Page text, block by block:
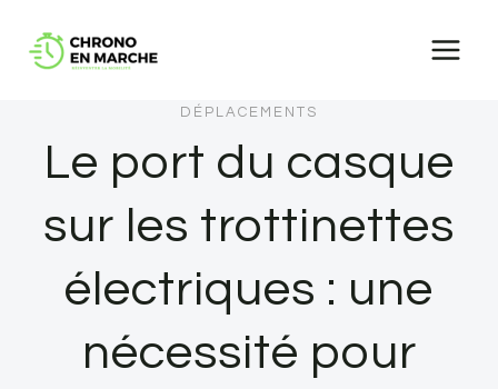
DÉPLACEMENTS
Le port du casque
sur les trottinettes
électriques : une
nécessité pour